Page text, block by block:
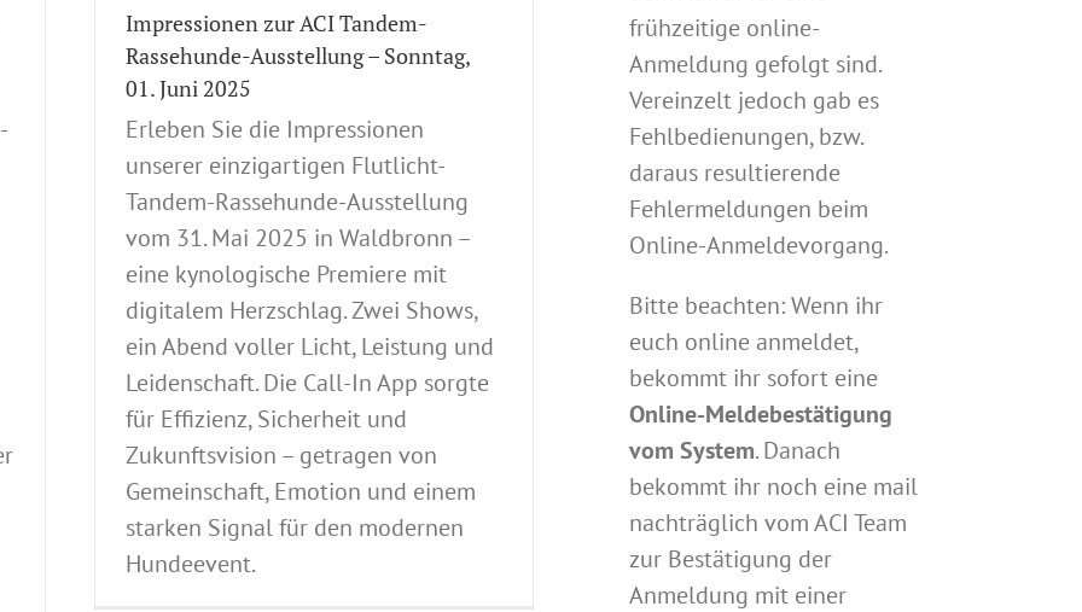
Impressionen zur ACI Tandem-
Rassehunde-Ausstellung – Sonntag,
01. Juni 2025
Erleben Sie die Impressionen
unserer einzigartigen Flutlicht-
Tandem-Rassehunde-Ausstellung
vom 31. Mai 2025 in Waldbronn –
eine kynologische Premiere mit
digitalem Herzschlag. Zwei Shows,
ein Abend voller Licht, Leistung und
Leidenschaft. Die Call-In App sorgte
für Effizienz, Sicherheit und
Zukunftsvision – getragen von
Gemeinschaft, Emotion und einem
starken Signal für den modernen
Hundeevent.
frühzeitige online-
Anmeldung gefolgt sind.
Vereinzelt jedoch gab es
Fehlbedienungen, bzw.
daraus resultierende
Fehlermeldungen beim
Online-Anmeldevorgang.
Bitte beachten: Wenn ihr
euch online anmeldet,
bekommt ihr sofort eine
Online-Meldebestätigung
vom System. Danach
bekommt ihr noch eine mail
nachträglich vom ACI Team
zur Bestätigung der
Anmeldung mit einer